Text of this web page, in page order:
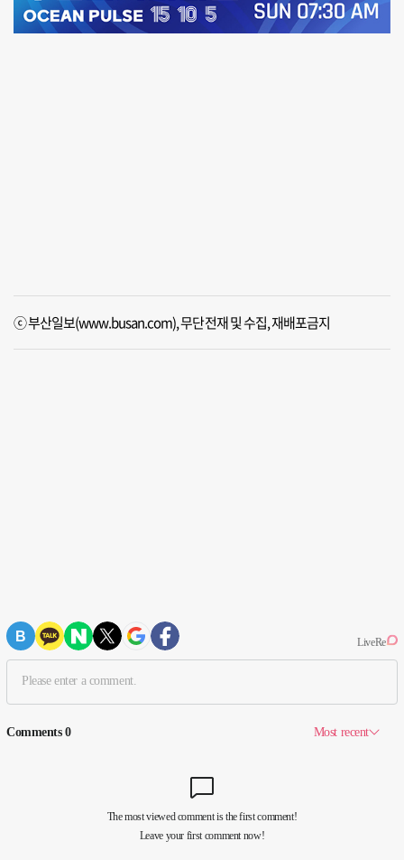
ⓒ 부산일보(www.busan.com), 무단전재 및 수집, 재배포금지